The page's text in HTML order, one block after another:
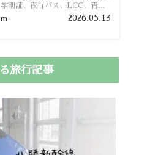
学割証、夜行バス、LCC、青春
18きっぷ、レンタカー割り勘な
ど、学生向けの節約旅行術を詳し
2026.05.13
旅行記事